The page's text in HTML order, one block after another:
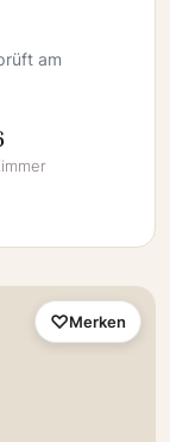
am
Merken